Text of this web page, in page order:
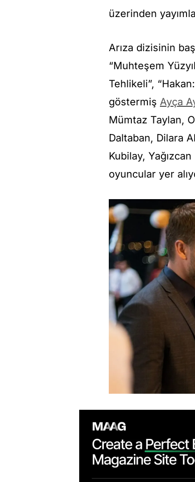
üzerinden
Arıza dizisinin
“Muhteşem
Tehlikeli”,
göstermiş Ayça
Mümtaz Taylan,
Daltaban, Dilara
Kubilay,
oyuncular yer